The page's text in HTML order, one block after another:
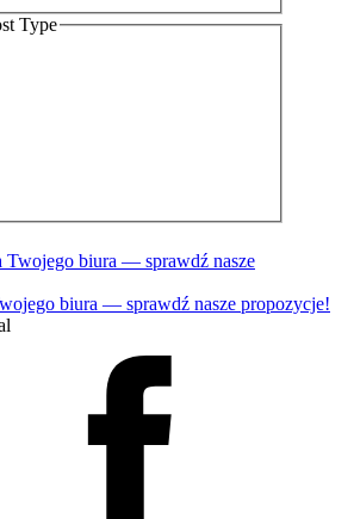
Type
biura — sprawdź nasze propozycje!